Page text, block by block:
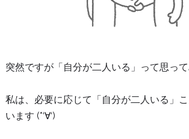
突然ですが「自分が二人いる」って思っ
私は、必要に応じて「自分が二人いる」
います (*‘∀‘)